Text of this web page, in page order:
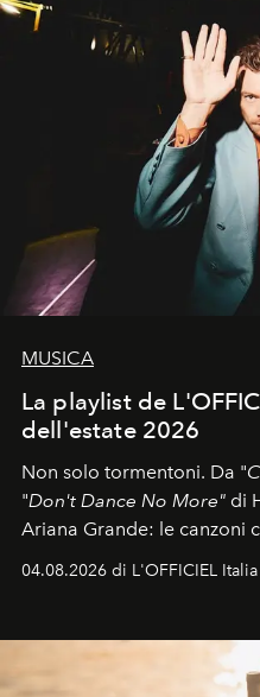
MUSICA
La playlist de
dell'estate 2026
Non solo tormentoni. Da "
"Don't Dance No More" di
Ariana Grande: le canzoni
04.08.2026 di L'OFFICIEL Italia